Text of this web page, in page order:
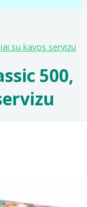
su kavos servizu
500,